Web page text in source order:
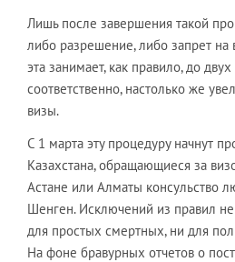
Лишь после завершения такой
либо разрешение, либо запрет на
эта занимает, как правило, до
соответственно, настолько же
визы.
С 1 марта эту процедуру начнут
Казахстана, обращающиеся за
Астане или Алматы консульство
Шенген. Исключений из правил
для простых смертных, ни для
На фоне бравурных отчетов о